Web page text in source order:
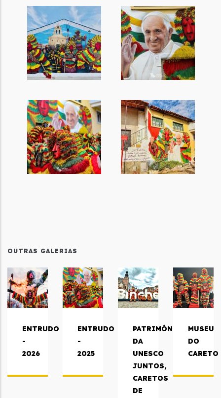
OUTRAS GALERIAS
ENTRUDO
-
2026
ENTRUDO
-
2025
PATRIMÓNIOS
DA
UNESCO
JUNTOS,
CARETOS
DE
MUSEU
DO
CARETO